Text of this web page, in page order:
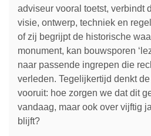
adviseur vooral toetst, verbindt
visie, ontwerp, techniek en
of zij begrijpt de historische
monument, kan bouwsporen
naar passende ingrepen die
verleden. Tegelijkertijd denkt
vooruit: hoe zorgen we dat dit
vandaag, maar ook over vijftig
blijft?